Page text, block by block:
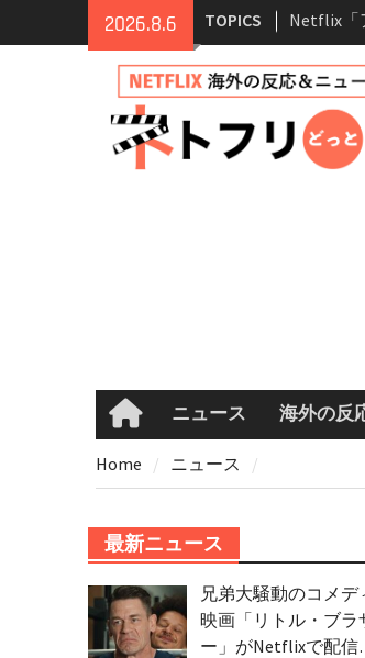
2026.8.6 TOPICS
情報
Netflix映
て」キャ
まとめ｜
マコメ
Netflix「
ーズン2
Homeニュース 海外の反
Home ニュース
最新ニュース
兄弟大騒動のコメデ
映画「リトル・ブラ
ー」がNetflixで配